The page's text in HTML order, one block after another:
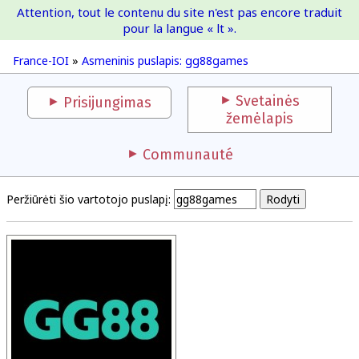
France-IOI
France-IOI » Asmeninis puslapis: gg88games
Attention, tout le contenu du site n'est pas encore traduit
pour la langue « lt ».
Prisijungimas
Svetainės
žemėlapis
Communauté
Peržiūrėti šio vartotojo puslapį: